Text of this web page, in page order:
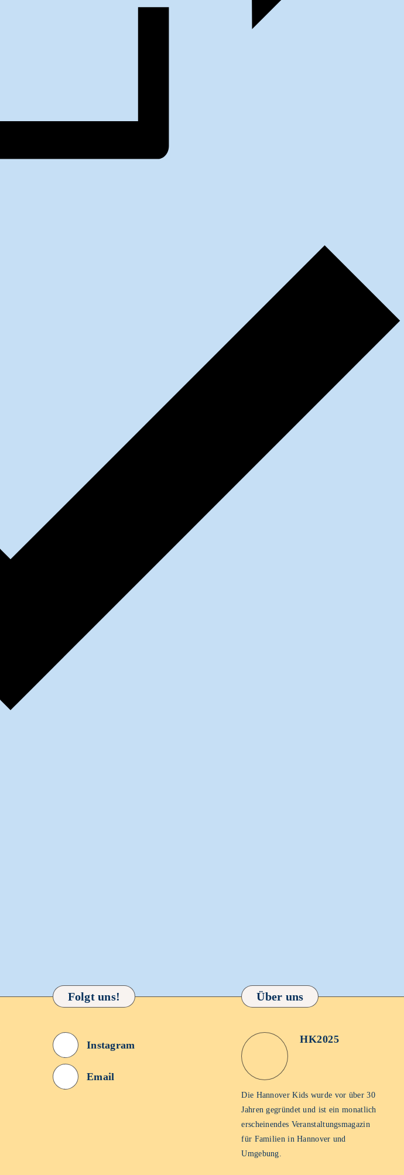
Folgt uns!
Instagram
Email
Über uns
HK2025
HK2025
Die Hannover Kids wurde vor über 30
Jahren gegründet und ist ein monatlich
erscheinendes Veranstaltungsmagazin
für Familien in Hannover und
Umgebung.